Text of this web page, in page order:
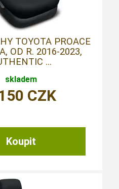
TOYOTA PROACE
OD R. 2016-2023,
...
skladem
CZK